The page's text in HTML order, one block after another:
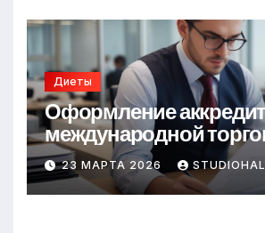
Диеты
Оформление
международной
23 МАРТА 2026